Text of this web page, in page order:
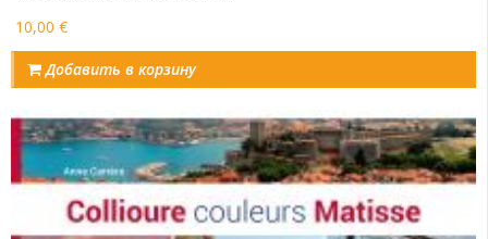
10,00 €
Добавить в корзину